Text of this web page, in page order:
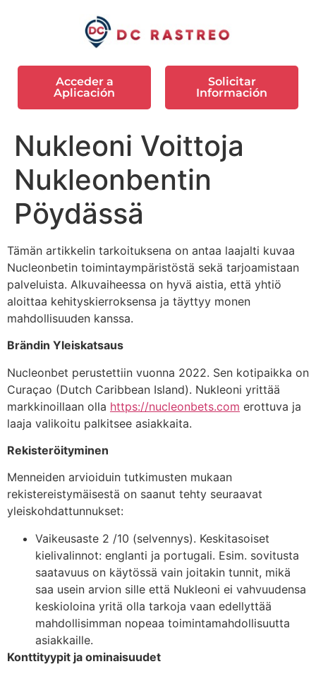
Acceder a
Aplicación
Solicitar
Información
Nukleoni Voittoja
Nukleonbentin
Pöydässä
Tämän artikkelin tarkoituksena on antaa laajalti kuvaa
Nucleonbetin toimintaympäristöstä sekä tarjoamistaan
palveluista. Alkuvaiheessa on hyvä aistia, että yhtiö
aloittaa kehityskierroksensa ja täyttyy monen
mahdollisuuden kanssa.
Brändin Yleiskatsaus
Nucleonbet perustettiin vuonna 2022. Sen kotipaikka on
Curaçao (Dutch Caribbean Island). Nukleoni yrittää
markkinoillaan olla https://nucleonbets.com erottuva ja
laaja valikoitu palkitsee asiakkaita.
Rekisteröityminen
Menneiden arvioiduin tutkimusten mukaan
rekistereistymäisestä on saanut tehty seuraavat
yleiskohdattunnukset:
Vaikeusaste 2 /10 (selvennys). Keskitasoiset
kielivalinnot: englanti ja portugali. Esim. sovitusta
saatavuus on käytössä vain joitakin tunnit, mikä
saa usein arvion sille että Nukleoni ei vahvuudensa
keskioloina yritä olla tarkoja vaan edellyttää
mahdollisimman nopeaa toimintamahdollisuutta
asiakkaille.
Konttityypit ja ominaisuudet